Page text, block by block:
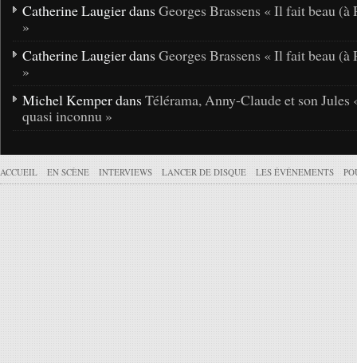
Catherine Laugier dans Georges Brassens « Il fait beau (à
»
Catherine Laugier dans Georges Brassens « Il fait beau (à
»
Michel Kemper dans Télérama, Anny-Claude et son Jules
quasi inconnu »
ACCUEIL EN SCÈNE INTERVIEWS LANCER DE DISQUE LES ÉVÉNEMENTS